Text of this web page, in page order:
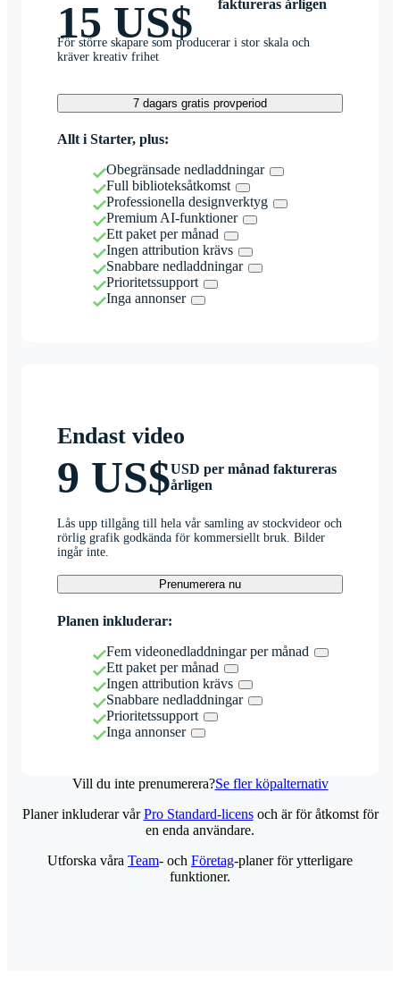
15 US$
faktureras årligen
För större skapare som producerar i stor skala och
kräver kreativ frihet
7 dagars gratis provperiod
Allt i Starter, plus:
Obegränsade nedladdningar
Full biblioteksåtkomst
Professionella designverktyg
Premium AI-funktioner
Ett paket per månad
Ingen attribution krävs
Snabbare nedladdningar
Prioritetssupport
Inga annonser
Endast video
9 US$USD per månad faktureras
årligen
Lås upp tillgång till hela vår samling av stockvideor och
rörlig grafik godkända för kommersiellt bruk. Bilder
ingår inte.
Prenumerera nu
Planen inkluderar:
Fem videonedladdningar per månad
Ett paket per månad
Ingen attribution krävs
Snabbare nedladdningar
Prioritetssupport
Inga annonser
Vill du inte prenumerera?Se fler köpalternativ
Planer inkluderar vårPro Standard-licensoch är för åtkomst för
en enda användare.
Utforska våra Team- och Företag-planer för ytterligare
funktioner.